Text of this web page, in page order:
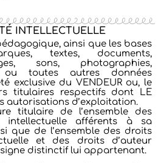
INTELLECTUELLE
ainsi que les bases
textes, documents,
sons, photographies,
ou toutes autres données
exclusive du VENDEUR ou, le
titulaires respectifs dont LE
autorisations d’exploitation.
titulaire de l’ensemble des
afférents à sa
que de l’ensemble des droits
et des droits d’auteur
distinctif lui appartenant.